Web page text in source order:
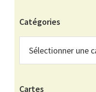
Catégories
Cartes